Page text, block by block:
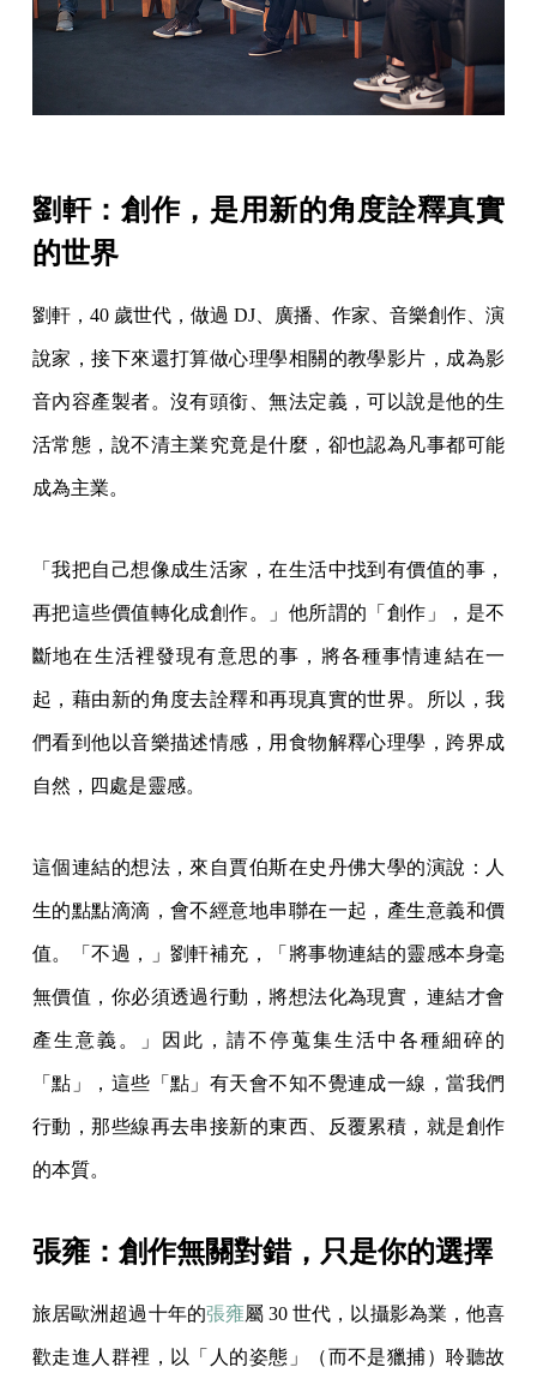
劉軒：創作，是用新的角度詮釋真實
的世界
劉軒，40 歲世代，做過 DJ、廣播、作家、音樂創作、演
說家，接下來還打算做心理學相關的教學影片，成為影
音內容產製者。沒有頭銜、無法定義，可以說是他的生
活常態，說不清主業究竟是什麼，卻也認為凡事都可能
成為主業。
「我把自己想像成生活家，在生活中找到有價值的事，
再把這些價值轉化成創作。」他所謂的「創作」，是不
斷地在生活裡發現有意思的事，將各種事情連結在一
起，藉由新的角度去詮釋和再現真實的世界。所以，我
們看到他以音樂描述情感，用食物解釋心理學，跨界成
自然，四處是靈感。
這個連結的想法，來自賈伯斯在史丹佛大學的演說：人
生的點點滴滴，會不經意地串聯在一起，產生意義和價
值。「不過，」劉軒補充，「將事物連結的靈感本身毫
無價值，你必須透過行動，將想法化為現實，連結才會
產生意義。」因此，請不停蒐集生活中各種細碎的
「點」，這些「點」有天會不知不覺連成一線，當我們
行動，那些線再去串接新的東西、反覆累積，就是創作
的本質。
張雍：創作無關對錯，只是你的選擇
旅居歐洲超過十年的張雍屬 30 世代，以攝影為業，他喜
歡走進人群裡，以「人的姿態」（而不是獵捕）聆聽故